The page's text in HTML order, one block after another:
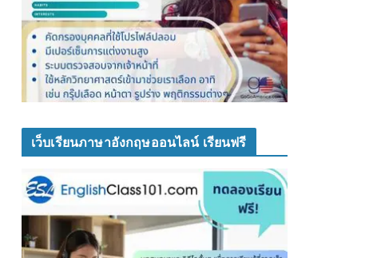
เว็บเรียนภาษาอังกฤษออนไลน์ เรียนฟรี